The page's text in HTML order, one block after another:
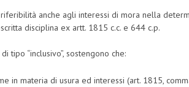
anche agli interessi di mora nella
disciplina ex artt. 1815 c.c. e 644 c.p.
tipo “inclusivo”, sostengono che:
in materia di usura ed interessi (art. 1815,